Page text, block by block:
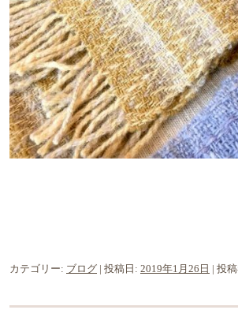
カテゴリー: ブログ | 投稿日: 2019年1月26日 | 投